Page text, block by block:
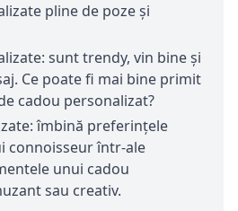
pline de poze și
sunt trendy, vin bine și
Ce poate fi mai bine primit
cadou personalizat?
îmbină preferințele
connoisseur într-ale
unui cadou
sau creativ.